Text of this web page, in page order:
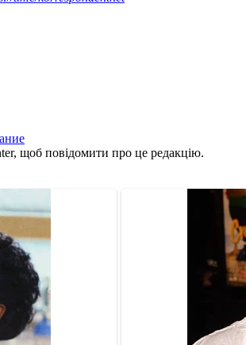
щоб повідомити про це редакцію.